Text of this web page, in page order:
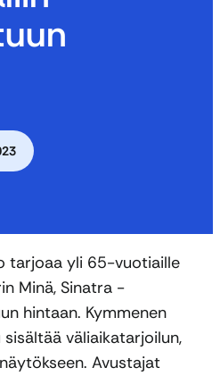
tarjoaa yli 65-vuotiaille
Minä, Sinatra -
hintaan. Kymmenen
väliaikatarjoilun,
Avustajat